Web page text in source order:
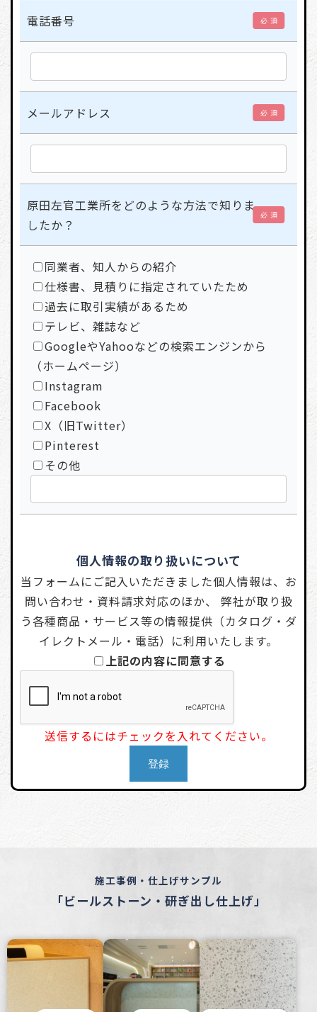
電話番号 必 須
メールアドレス 必 須
原田左官工業所をどのような方法で知りま
したか？
必 須
同業者、知人からの紹介
仕様書、見積りに指定されていたため
過去に取引実績があるため
テレビ、雑誌など
GoogleやYahooなどの検索エンジンから
（ホームページ）
Instagram
Facebook
X（旧Twitter）
Pinterest
その他
個人情報の取り扱いについて
当フォームにご記入いただきました個人情報は、お
問い合わせ・資料請求対応のほか、 弊社が取り扱
う各種商品・サービス等の情報提供（カタログ・ダ
イレクトメール・電話）に利用いたします。
上記の内容に同意する
送信するにはチェックを入れてください。
施工事例・仕上げサンプル
「ビールストーン・研ぎ出し仕上げ」